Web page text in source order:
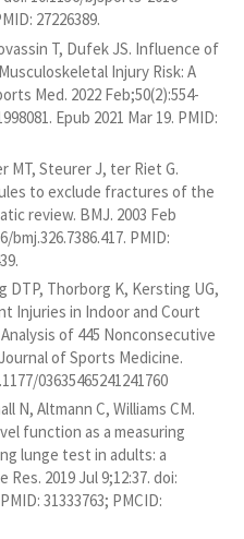
27226389.
T, Dufek JS. Influence of
Injury Risk: A
Med. 2022 Feb;50(2):554-
Epub 2021 Mar 19. PMID:
MT, Steurer J, ter Riet G.
to exclude fractures of the
review. BMJ. 2003 Feb
bmj.326.7386.417. PMID:
DTP, Thorborg K, Kersting UG,
Injuries in Indoor and Court
of 445 Nonconsecutive
of Sports Medicine.
03635465241241760
N, Altmann C, Williams CM.
function as a measuring
lunge test in adults: a
2019 Jul 9;12:37. doi:
31333763; PMCID: